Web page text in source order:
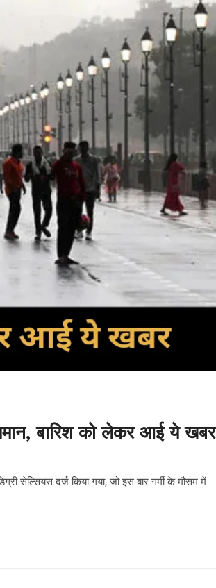
बारिश को लेकर आई ये खबर
सेल्सियस दर्ज किया गया, जो इस बार गर्मी के मौसम में